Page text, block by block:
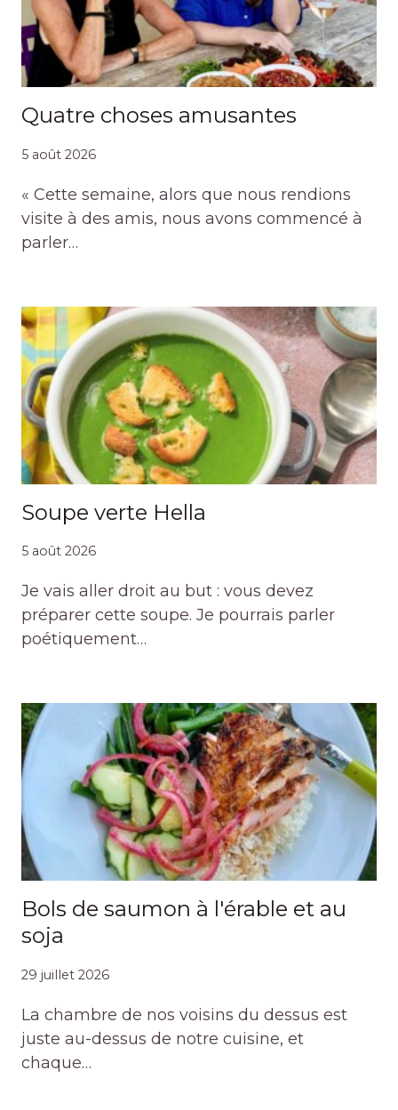
Quatre choses amusantes
5 août 2026
« Cette semaine, alors que nous rendions
visite à des amis, nous avons commencé à
parler…
Soupe verte Hella
5 août 2026
Je vais aller droit au but : vous devez
préparer cette soupe. Je pourrais parler
poétiquement…
Bols de saumon à l'érable et au
soja
29 juillet 2026
La chambre de nos voisins du dessus est
juste au-dessus de notre cuisine, et
chaque…